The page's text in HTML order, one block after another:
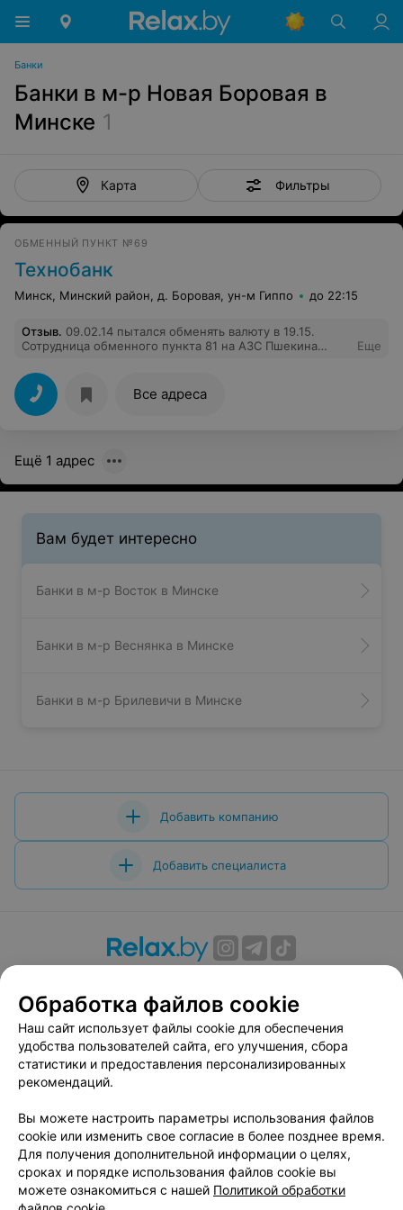
Банки
Банки в м-р Новая Боровая в
Минске 1
Карта Фильтры
ОБМЕННЫЙ ПУНКТ №69
Технобанк
Минск, Минский район, д. Боровая, ун-м Гиппо до 22:15
Отзыв. 09.02.14 пытался обменять валюту в 19.15.
Сотрудница обменного пункта 81 на АЗС Пшекина
пересчитывая крупные суммы денег. Я подождал 5
мин. поинтересовался когда смогу обменять, мне в
грубой форме ответили"мне не до Вас" хотя тех.
перерыва в то время не было. Пришлось искать другой
Еще
Все адреса
Ещё 1 адрес
Вам будет интересно
Банки в м-р Восток в Минске
Банки в м-р Веснянка в Минске
Банки в м-р Брилевичи в Минске
Добавить компанию
Добавить специалиста
Вакансии
Публичный договор
Способы оплаты
Публичный договор по использованию сервиса
«Афиша»
Пользовательское соглашение
Связаться по вопросам сотрудничества
Написать руководителю relax.by
Персональные настройки cookie
Обработка персональных данных
Обработка файлов cookie
Наш сайт использует файлы cookie для обеспечения
удобства пользователей сайта, его улучшения, сбора
статистики и предоставления персонализированных
рекомендаций.
Вы можете настроить параметры использования файлов
cookie или изменить свое согласие в более позднее время.
Для получения дополнительной информации о целях,
сроках и порядке использования файлов cookie вы
можете ознакомиться с нашей Политикой обработки